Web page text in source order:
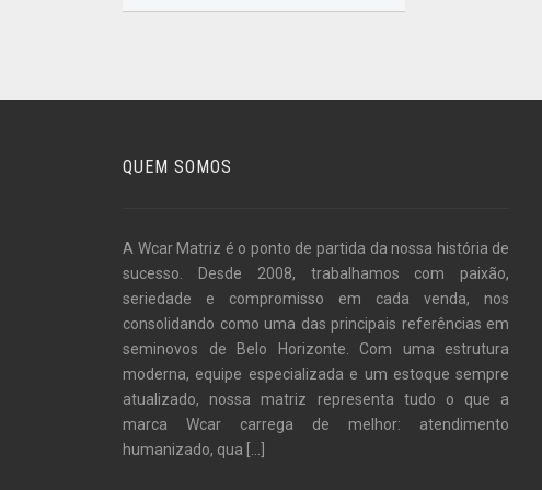
QUEM SOMOS
A Wcar Matriz é o ponto de partida da nossa história de
sucesso. Desde 2008, trabalhamos com paixão,
seriedade e compromisso em cada venda, nos
consolidando como uma das principais referências em
seminovos de Belo Horizonte. Com uma estrutura
moderna, equipe especializada e um estoque sempre
atualizado, nossa matriz representa tudo o que a
marca Wcar carrega de melhor: atendimento
humanizado, qua